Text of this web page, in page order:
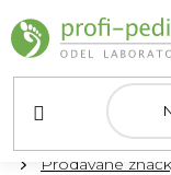
na
obsah
DomůProdávané